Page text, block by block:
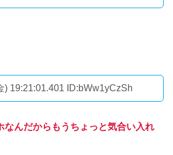
) 19:21:01.401 ID:bWw1yCzSh
なんだからもうちょっと気合い入れ